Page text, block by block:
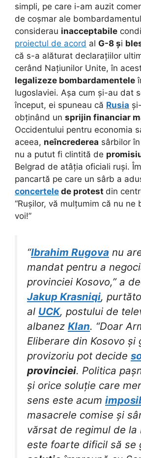
simpli, pe care i-am auzit
de coșmar ale
considerau inacceptabile
proiectul de acord al G-8 și
că s-a alăturat declarațiilor
cerând Națiunilor Unite, în
legalizeze bombardamentele
Iugoslaviei. Așa cum și-au dat
început, ei spuneau că Rusia
obținând un sprijin financiar
Occidentului pentru economia
aceea, neîncrederea sârbilor
nu a putut fi clintită de
Belgrad de atâția oficiali ruși.
pancartă pe care un sârb a
concertele de protest din
“Rușilor, vă mulțumim că nu ne
voi!”
“Ibrahim Rugova nu
mandat pentru a
provinciei Kosovo,” a
Jakup Krasniqi,
al UCK, postului de
albanez Klan. “Doar
Eliberare din Kosovo și
provizoriu pot decide
provinciei. Politica
și orice soluție care
sens este acum
masacrele comise și
vărsat de regimul de la
este foarte dificil să se